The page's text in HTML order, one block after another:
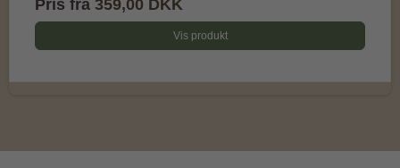
Pris fra 359,00 DKK
Vis produkt